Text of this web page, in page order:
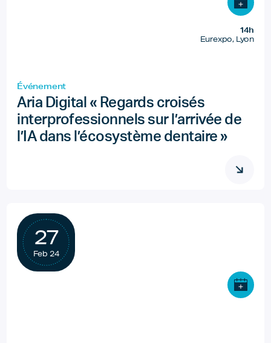
14h
Eurexpo, Lyon
Événement
Aria Digital « Regards croisés
interprofessionnels sur l’arrivée de
l’IA dans l’écosystème dentaire »
27
Feb 24